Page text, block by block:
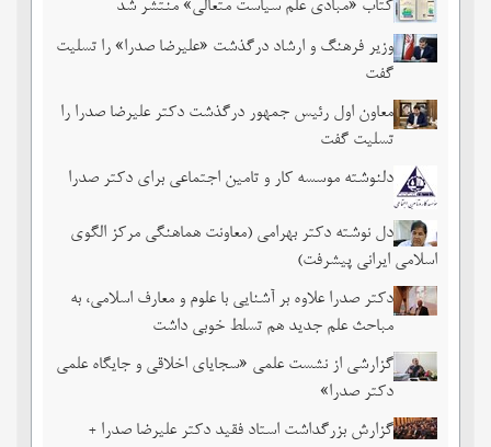
کتاب «مبادی علم سیاست متعالی» منتشر شد
وزیر فرهنگ و ارشاد درگذشت «علیرضا صدرا» را تسلیت
گفت
معاون اول رئیس جمهور درگذشت دکتر علیرضا صدرا را
تسلیت گفت
دلنوشته موسسه کار و تامین اجتماعی برای دکتر صدرا
دل نوشته دکتر بهرامی (معاونت هماهنگی مرکز الگوی
اسلامی ایرانی پیشرفت)
دکتر صدرا علاوه بر آشنایی با علوم و معارف اسلامی، به
مباحث علم جدید هم تسلط خوبی داشت
گزارشی از نشست علمی «سجایای اخلاقی و جایگاه علمی
دکتر صدرا»
گزارش بزرگداشت استاد فقید دکتر علیرضا صدرا +